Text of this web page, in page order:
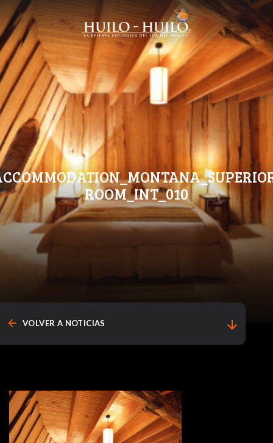
ROOM_INT_010
arrow_back VOLVER A NOTICIAS arrow_downward